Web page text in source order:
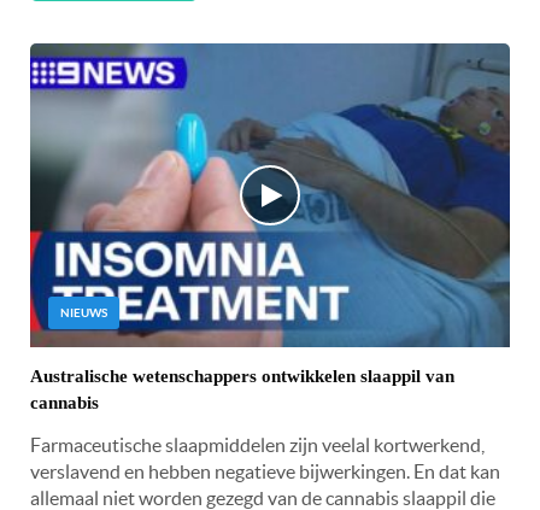
NIEUWS
Australische wetenschappers ontwikkelen slaappil van
cannabis
Farmaceutische slaapmiddelen zijn veelal kortwerkend,
verslavend en hebben negatieve bijwerkingen. En dat kan
allemaal niet worden gezegd van de cannabis slaappil die